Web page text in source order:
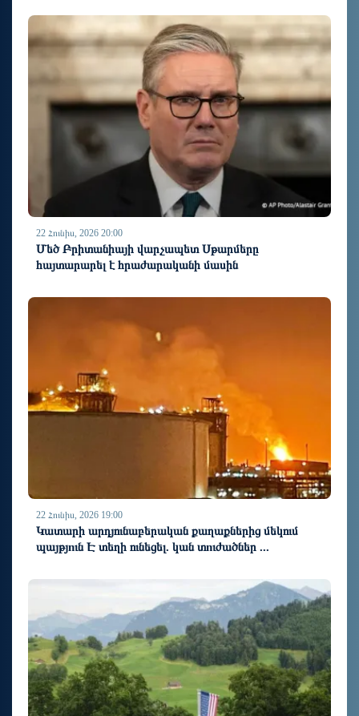
22 Հունիս, 2026 20:00
Մեծ Բրիտանիայի վարչապետ Սթարմերը
հայտարարել է հրաժարականի մասին
22 Հունիս, 2026 19:00
Կատարի արդյունաբերական քաղաքներից մեկում
պայթյnւն Է տեղի ունեցել. կան տnւժածներ ...